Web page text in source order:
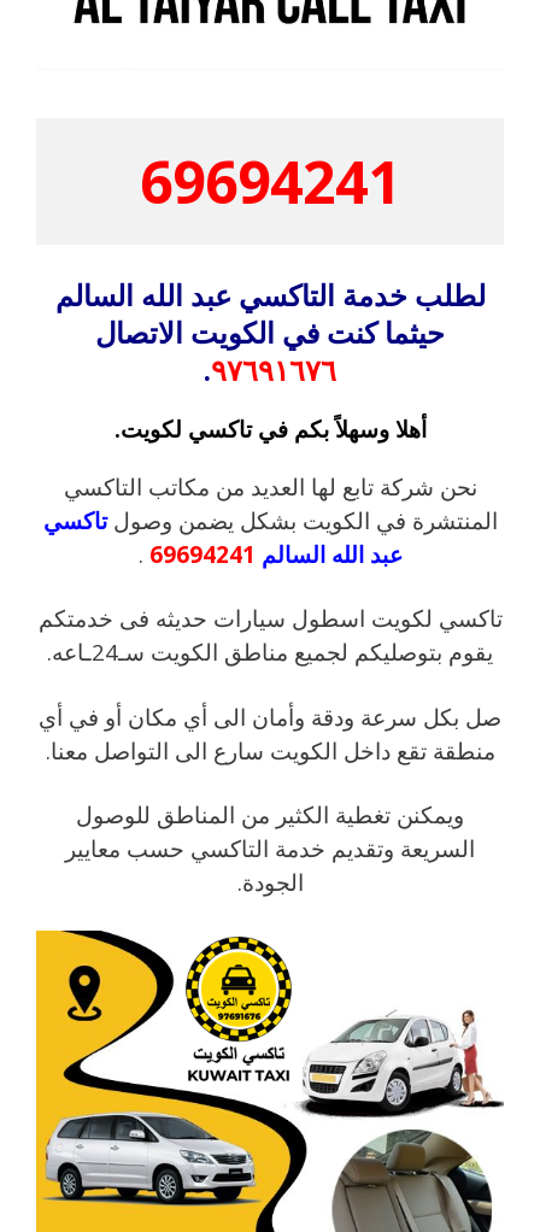
69694241
لطلب خدمة التاكسي عبد الله السالم
حيثما كنت في الكويت الاتصال
٩٧٦٩١٦٧٦.
أهلا وسهلاً بكم في تاكسي لكويت.
نحن شركة تابع لها العديد من مكاتب التاكسي
المنتشرة في الكويت بشكل يضمن وصولتاكسي
عبد الله السالم 69694241
.
تاكسي لكويت اسطول سيارات حديثه فى خدمتكم
يقوم بتوصليكم لجميع مناطق الكويت سـ24ـاعه.
صل بكل سرعة ودقة وأمان الى أي مكان أو في أي
منطقة تقع داخل الكويت سارع الى التواصل معنا.
ويمكنن تغطية الكثير من المناطق للوصول
السريعة وتقديم خدمة التاكسي حسب معايير
الجودة.